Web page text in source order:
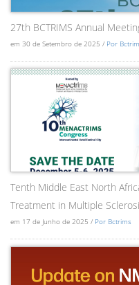
27th BCTRIMS Annual
em 30 de Setembro de 2025 / Por
Tenth Middle East North
Treatment in Multiple
em 17 de Junho de 2025 / Por Bctrims